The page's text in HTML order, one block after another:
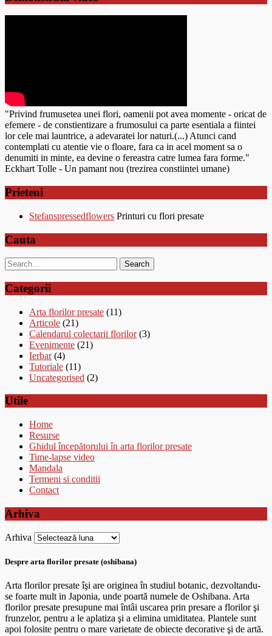
"Privind frumusetea unei flori, oamenii pot avea momente - oricat de
efemere - de constientizare a frumosului ca parte esentiala a fiintei
lor cele mai launtrice, a adevaratei lor naturi.(...) Atunci cand
contemplati cu atentie vie o floare, fara ca in acel moment sa o
denumiti in minte, ea devine o fereastra catre lumea fara forme."
Eckhart Tolle - Un pamant nou (trezirea constiintei umane)
Prieteni
Stefanspressedflowers Printuri cu flori presate
Cauta
Categorii
Arta florilor presate (11)
Articole (21)
Calendarul colectarii florilor(3)
Evenimente (21)
Ierbar(4)
Tutoriale (11)
Uncategorised (2)
Utile
Home
Resurse
Ghidul începătorului în arta florilor presate
Time-lapse video
Mandala
Termeni si conditii
Contact
Arhiva
Arhiva
Despre arta florilor presate (oshibana)
Arta florilor presate îşi are originea în studiul botanic, dezvoltandu-
se foarte mult in Japonia, unde poartă numele de Oshibana. Arta
florilor presate presupune mai întâi uscarea prin presare a florilor şi
frunzelor, pentru a le aplatiza şi a elimina umiditatea. Plantele sunt
apoi folosite pentru o mare varietate de obiecte decorative şi de artă.